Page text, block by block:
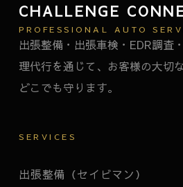
CHALLENGE
PROFESSIONAL AUTO
出張整備・出張車検・EDR調査
理代行を通じて、お客様の大切
どこでも守ります。
SERVICES
出張整備（セイビマン）